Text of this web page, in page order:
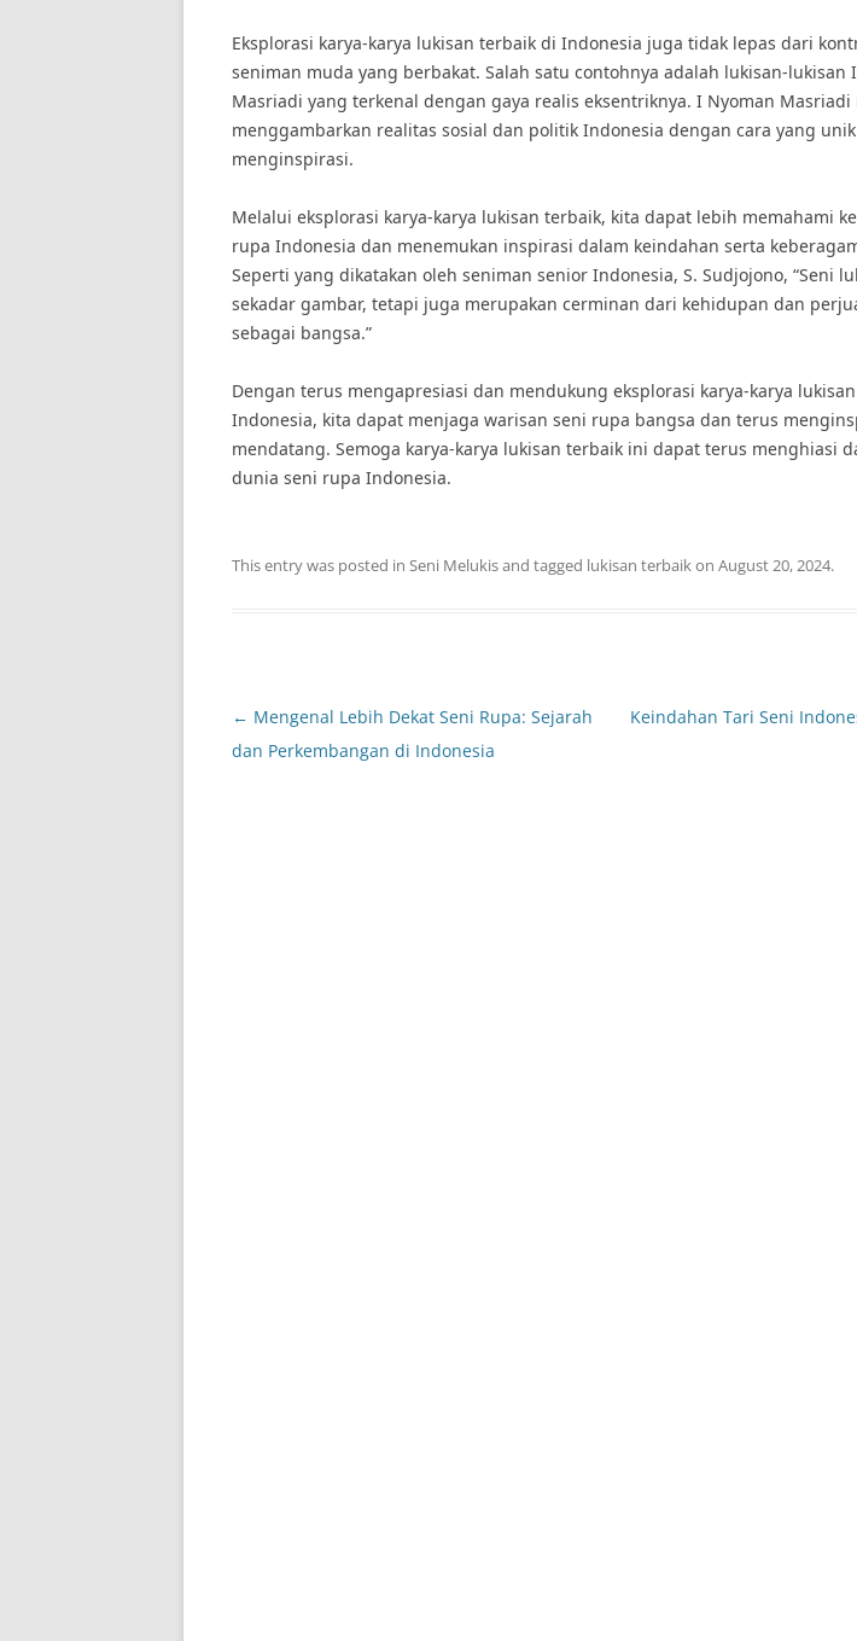
Eksplorasi karya-karya lukisan terbaik di Indonesia juga tidak lepas dari
seniman muda yang berbakat. Salah satu contohnya adalah lukisan-lukisan
Masriadi yang terkenal dengan gaya realis eksentriknya. I Nyoman Masriadi
menggambarkan realitas sosial dan politik Indonesia dengan cara yang
menginspirasi.
Melalui eksplorasi karya-karya lukisan terbaik, kita dapat lebih memahami
rupa Indonesia dan menemukan inspirasi dalam keindahan serta
Seperti yang dikatakan oleh seniman senior Indonesia, S. Sudjojono, “Seni
sekadar gambar, tetapi juga merupakan cerminan dari kehidupan dan
sebagai bangsa.”
Dengan terus mengapresiasi dan mendukung eksplorasi karya-karya
Indonesia, kita dapat menjaga warisan seni rupa bangsa dan terus
mendatang. Semoga karya-karya lukisan terbaik ini dapat terus menghiasi
dunia seni rupa Indonesia.
This entry was posted in Seni Melukisand tagged lukisan terbaikon August 20, 2024.
Post
navigation
← Mengenal Lebih Dekat Seni Rupa: Sejarah
dan Perkembangan di Indonesia
Keindahan Tari Seni